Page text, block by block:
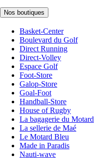
Nos boutiques
Basket-Center
Boulevard du Golf
Direct Running
Direct-Volley
Espace Golf
Foot-Store
Galop-Store
Goal-Foot
Handball-Store
House of Rugby
La bagagerie du Motard
La sellerie de Maé
Le Motard Bleu
Made in Paradis
Nauti-wave